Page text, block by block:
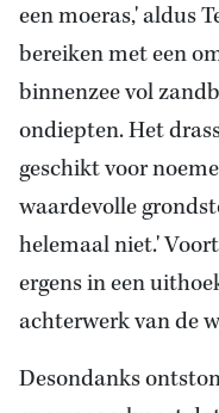
een moeras,' aldus
bereiken met een
binnenzee vol
ondiepten. Het
geschikt voor
waardevolle
helemaal niet.'
ergens in een
achterwerk van de
Desondanks